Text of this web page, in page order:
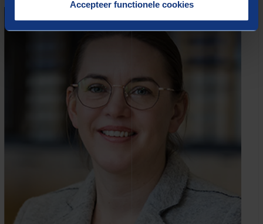
Accepteer functionele cookies